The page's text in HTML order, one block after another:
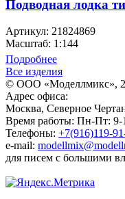
Подводная лодка
Артикул: 21824869
Масштаб: 1:144
Подробнее
Все изделия
© ООО «Моделлмикс»,
Адрес офиса:
Москва, Северное
Время работы: Пн-Пт: 9-
Телефоны: +7(916)119-
e-mail:
для писем с большими